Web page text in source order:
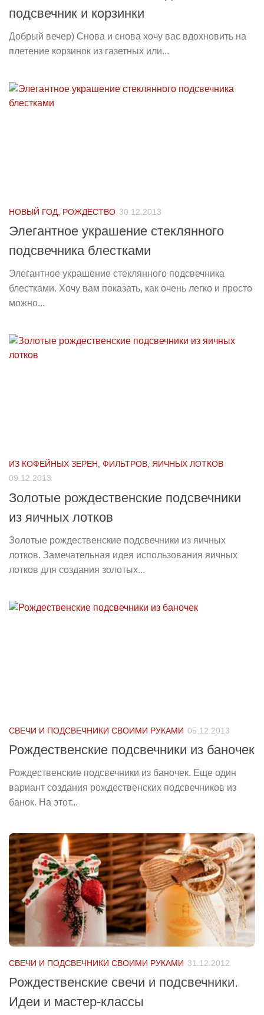
подсвечник и корзинки
Добрый вечер) Снова и снова хочу вас вдохновить на
плетение корзинок из газетных или...
НОВЫЙ ГОД, РОЖДЕСТВО 30.12.2013
Элегантное украшение стеклянного
подсвечника блестками
Элегантное украшение стеклянного подсвечника
блестками. Хочу вам показать, как очень легко и просто
можно...
ИЗ КОФЕЙНЫХ ЗЕРЕН, ФИЛЬТРОВ, ЯИЧНЫХ ЛОТКОВ
09.12.2013
Золотые рождественские подсвечники
из яичных лотков
Золотые рождественские подсвечники из яичных
лотков. Замечательная идея использования яичных
лотков для создания золотых...
СВЕЧИ И ПОДСВЕЧНИКИ СВОИМИ РУКАМИ 05.12.2013
Рождественские подсвечники из баночек
Рождественские подсвечники из баночек. Еще один
вариант создания рождественских подсвечников из
банок. На этот...
СВЕЧИ И ПОДСВЕЧНИКИ СВОИМИ РУКАМИ 31.12.2012
Рождественские свечи и подсвечники.
Идеи и мастер-классы